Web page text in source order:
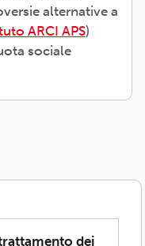
alternative a
ARCI APS)
sociale
dei